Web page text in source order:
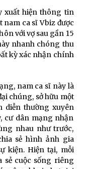
xuất hiện thông tin
nam ca sĩ Vbiz được
với vợ sau gần 15
nhanh chóng thu
kỳ xác nhận chính
nam ca sĩ này là
chúng, sở hữu một
diễn thường xuyên
cư dân mạng nhận
nhau như trước,
sẻ hình ảnh gia
kiện. Hiện tại, mỗi
sẻ cuộc sống riêng